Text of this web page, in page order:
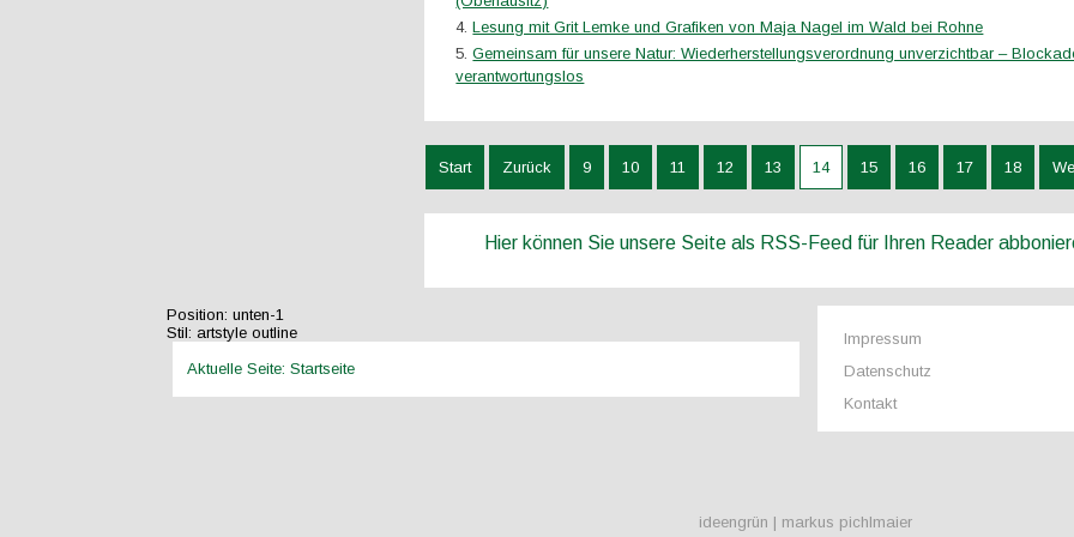
Lesung mit Grit Lemke und Grafiken von Maja Nagel im Wald bei Rohne
Gemeinsam für unsere Natur: Wiederherstellungsverordnung unverzichtbar –
verantwortungslos
Start Zurück 9 10 11 12 13 14 15 16 17 18
Hier können Sie unsere Seite als RSS-Feed für Ihren Reader
Position: unten-1
Stil: artstyle outline
Aktuelle Seite:Startseite
Impressum
Datenschutz
Kontakt
ideengrün | markus pichlmaier